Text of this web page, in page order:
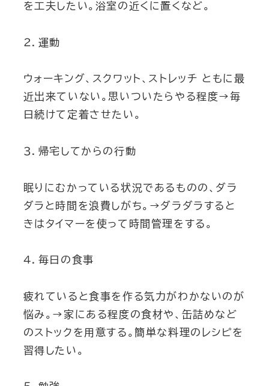
を工夫したい。浴室の近くに置くなど。
２．運動
ウォーキング、スクワット、ストレッチ ともに最
近出来ていない。思いついたらやる程度→毎
日続けて定着させたい。
３．帰宅してからの行動
眠りにむかっている状況であるものの、ダラ
ダラと時間を浪費しがち。→ダラダラすると
きはタイマーを使って時間管理をする。
４．毎日の食事
疲れていると食事を作る気力がわかないのが
悩み。→家にある程度の食材や、缶詰めなど
のストックを用意する。簡単な料理のレシピを
習得したい。